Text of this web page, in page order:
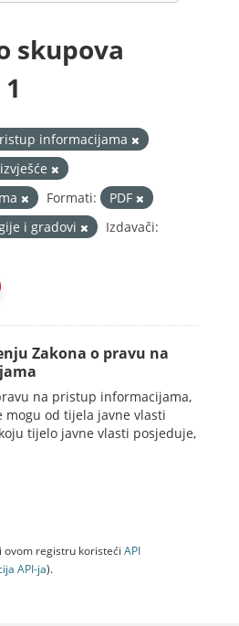
skupova
informacijama
Formati:
PDF
i gradovi
Izdavači:
Zakona o pravu na
na pristup informacijama,
mogu od tijela javne vlasti
tijelo javne vlasti posjeduje,
registru koristeći API
API-jа).